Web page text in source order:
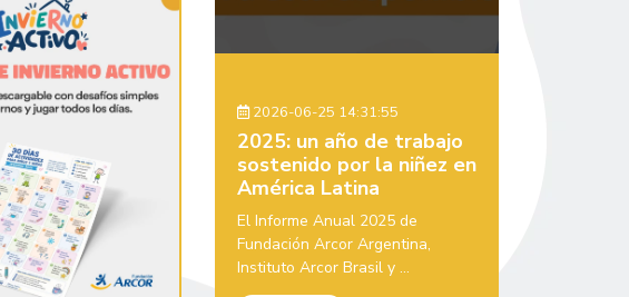
2026-06-25 14:31:55
2025: un año de trabajo
sostenido por la niñez en
América Latina
El Informe Anual 2025 de
Fundación Arcor Argentina,
Instituto Arcor Brasil y ...